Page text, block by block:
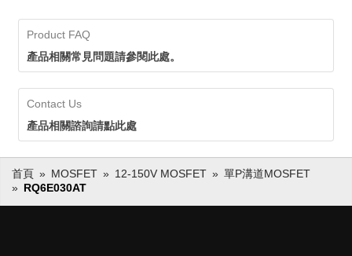
Product FAQ
產品相關常見問題請參閱此處。
Contact Us
產品相關諮詢請點此處
首頁 MOSFET 12-150V MOSFET
單P溝道MOSFET
RQ6E030AT